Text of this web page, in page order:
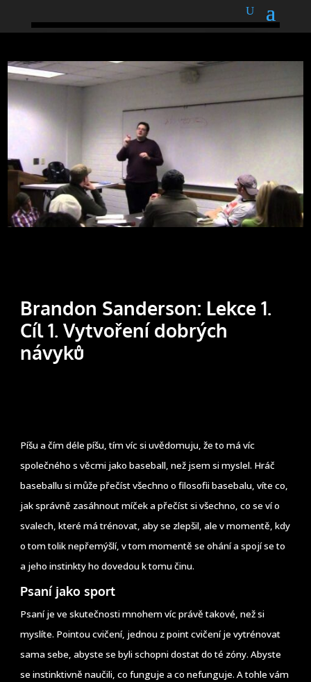
Brandon Sanderson: Lekce 1.
Cíl 1. Vytvoření dobrých
návyků
Píšu a čím déle píšu, tím víc si uvědomuju, že to má víc
společného s věcmi jako baseball, než jsem si myslel. Hráč
baseballu si může přečíst všechno o filosofii basebalu, víte co,
jak správně zasáhnout míček a přečíst si všechno, co se ví o
svalech, které má trénovat, aby se zlepšil, ale v momentě, kdy
o tom tolik nepřemýšlí, v tom momentě se ohání a spojí se to
a jeho instinkty ho dovedou k tomu činu.
Psaní jako sport
Psaní je ve skutečnosti mnohem víc právě takové, než si
myslíte. Pointou cvičení, jednou z point cvičení je vytrénovat
sama sebe, abyste se byli schopni dostat do té zóny. Abyste
se instinktivně naučili, co funguje a co nefunguje. A tohle vám